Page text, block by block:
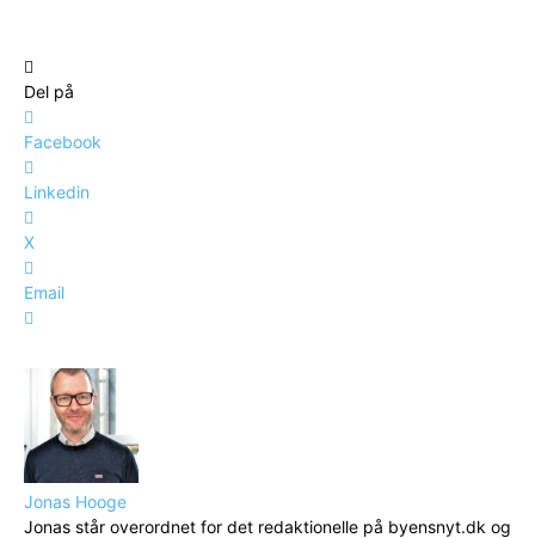
Del på
Facebook
Linkedin
X
Email
Jonas Hooge
Jonas står overordnet for det redaktionelle på byensnyt.dk og